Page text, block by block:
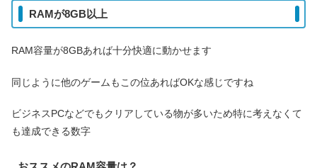
RAMが8GB以上
RAM容量が8GBあれば十分快適に動かせます
同じように他のゲームもこの位あればOKな感じですね
ビジネスPCなどでもクリアしている物が多いため特に考えなくて
も達成できる数字